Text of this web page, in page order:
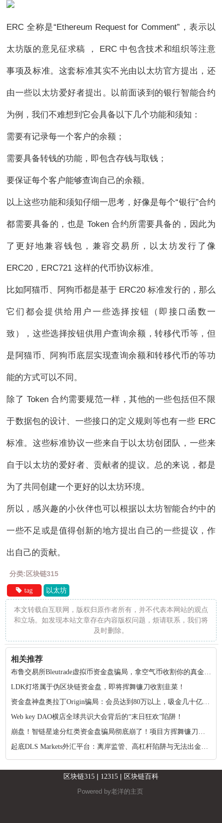
ERC 全称是“Ethereum Request for Comment”，表示以
太坊版的意见征求稿 ， ERC 中包含技术和组织等注意
事项及标准。这套标准其实不光由以太坊官方提出，还
由一些以太坊爱好者提出。以前面谈到的银行智能合约
为例，我们不难想到它会具备以下几个功能和须知：
需要有记录每一个客户的余额；
需要具备转钱的功能，即包含存钱与取钱；
要保证每个客户能够查询自己的余额。
以上这些功能和须知仔细一思考，好像是每个“银行”合约
都需要具备的，也是 Token 合约所需要具备的，因此为
了更好地兼容钱包，兼容交易所，以太坊发行了像
ERC20，ERC721 这样的代币协议标准。
比如阿猫币、阿狗币都是基于 ERC20 标准发行的，那么
它们都会提供给用户一些选择按钮（即接口函数一
致），这些选择按钮供用户查询余额，转移代币等，但
是阿猫币、阿狗币底层实现查询余额和转移代币的等功
能的方式可以不同。
除了 Token 合约需要规范一样，其他的一些包括但不限
于数据包的设计、一些接口的定义规则等也有一些 ERC
标准。这些标准协议一些来自于以太坊创团队，一些来
自于以太坊的爱好者、贡献者的提议。总的来说，都是
为了共同创建一个更好的以太坊环境。
所以，感兴趣的小伙伴也可以根据以太坊智能合约中的
一些不足或是值得创新的地方提出自己的一些提议，作
出自己的贡献。
分类:区块链315
tag 以太坊
本文转载自互联网，版权归原作者所有，并不代表本网站的观点
和立场。如发现本站文章存在内容版权问题，烦请联系，我们将
及时删除。
相关推荐
布鲁交易所Bleutrade虚拟币资金盘骗局，拿空气币收割你的真金白银！
LDK灯塔属于伪区块链资金盘，即将挥舞镰刀收割韭菜！
资金盘神盘奥拉丁Origin骗局：会员达到80万以上，吸金几十亿！项目方收割完毕！
Web key DAO横店全球共识大会背后的“末日狂欢”陷阱！
崩盘！智链星途分红类资金盘骗局彻底崩了！项目方挥舞镰刀收割韭菜！
起底DLS Markets外汇平台：离岸监管、高杠杆陷阱与无法出金的真相
区块链315 | 12315 | 区块链百科
Powered by老洋的主页